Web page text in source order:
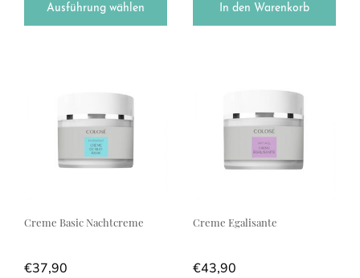
Ausführung wählen In den Warenkorb
Creme Basic Nachtcreme
€37,90
Creme Egalisante
€43,90